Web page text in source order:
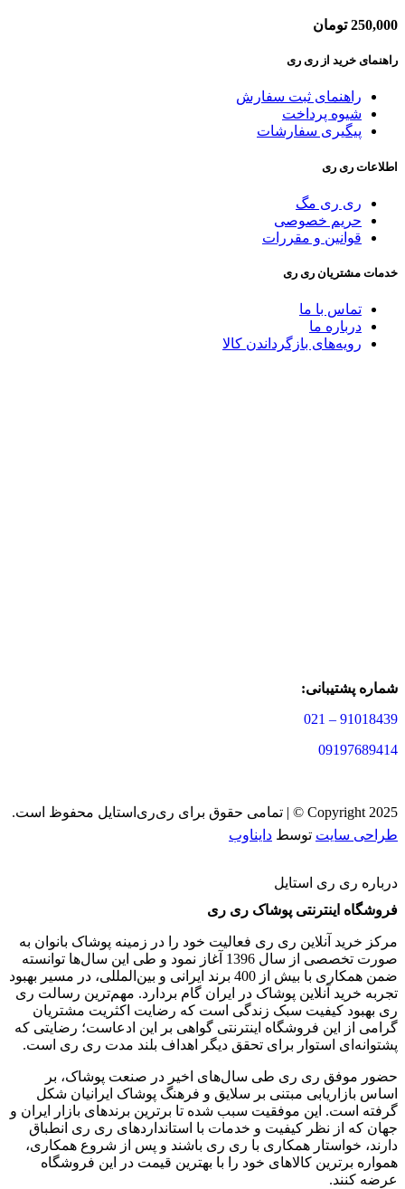
250,000 تومان
راهنمای خرید از ری ری
راهنمای ثبت سفارش
شیوه پرداخت
پیگیری سفارشات
اطلاعات ری ری
ری ری مگ
حریم خصوصی
قوانین و مقررات
خدمات مشتریان ری ری
تماس با ما
درباره ما
رویه‌های بازگرداندن کالا
شماره پشتیبانی:
91018439 – 021
09197689414
Copyright 2025 © | تمامی حقوق برای ری‌ری‌استایل محفوظ است.
طراحی سایت توسط دایناوب
درباره ری ری استایل
فروشگاه اینترنتی پوشاک ری ری
مرکز خرید آنلاین ری ری فعالیت خود را در زمینه پوشاک بانوان به
‌صورت تخصصی از سال 1396 آغاز نمود و طی این سال‌ها توانسته
ضمن همکاری با بیش از 400 برند ایرانی و بین‌المللی، در مسیر بهبود
تجربه خرید آنلاین پوشاک در ایران گام بردارد. مهم‌ترین رسالت ری
ری بهبود کیفیت سبک زندگی است که رضایت اکثریت مشتریان
گرامی از این فروشگاه اینترنتی گواهی بر این ادعاست؛ رضایتی که
پشتوانه‌ای استوار برای تحقق دیگر اهداف بلند مدت ری ری است.
حضور موفق ری ری طی سال‌های اخیر در صنعت پوشاک، بر
اساس بازاریابی مبتنی بر سلایق و فرهنگ پوشاک ایرانیان شکل‌
گرفته است. این موفقیت سبب شده تا برترین برندهای بازار ایران و
جهان که از نظر کیفیت و خدمات با استانداردهای ری ری انطباق
دارند، خواستار همکاری با ری ری باشند و پس از شروع همکاری،
همواره برترین کالاهای خود را با بهترین قیمت در این فروشگاه
عرضه کنند.